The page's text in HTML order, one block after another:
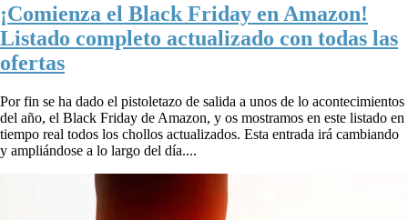
¡Comienza el Black Friday en Amazon!
Listado completo actualizado con todas las
ofertas
Por fin se ha dado el pistoletazo de salida a unos de lo acontecimientos
del año, el Black Friday de Amazon, y os mostramos en este listado en
tiempo real todos los chollos actualizados. Esta entrada irá cambiando
y ampliándose a lo largo del día....